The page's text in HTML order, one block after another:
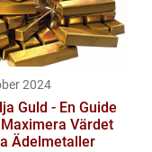
2024
Guld - En Guide
Värdet
Ädelmetaller